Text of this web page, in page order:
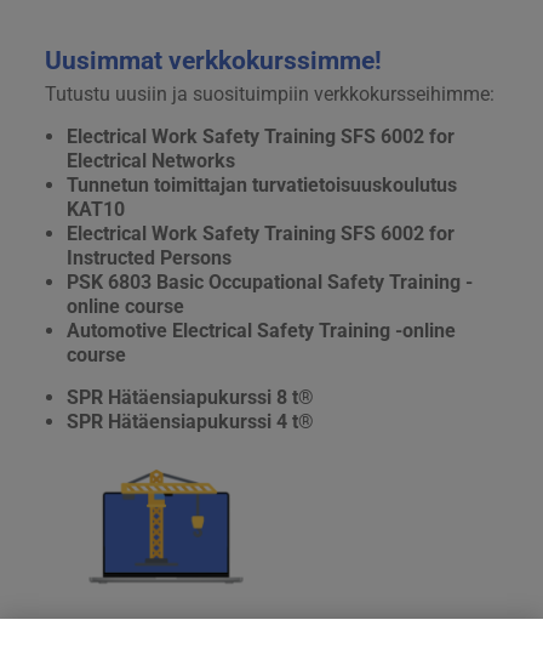
Uusimmat verkkokurssimme!
Tutustu uusiin ja suosituimpiin verkkokursseihimme:
Electrical Work Safety Training SFS 6002 for
Electrical Networks
Tunnetun toimittajan turvatietoisuuskoulutus
KAT10
Electrical Work Safety Training SFS 6002 for
Instructed Persons
PSK 6803 Basic Occupational Safety Training -
online course
Automotive Electrical Safety Training -online
course
SPR Hätäensiapukurssi 8 t®
SPR Hätäensiapukurssi 4 t®